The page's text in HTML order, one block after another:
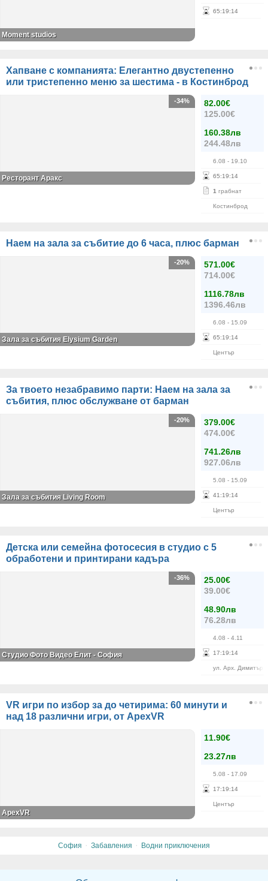
65:19:14
Moment studios
Хапване с компанията: Елегантно двустепенно
или тристепенно меню за шестима - в Костинброд
82.00€
125.00€
160.38лв
244.48лв
6.08 - 19.10
65:19:14
1 грабнат
Костинброд
-34%
Ресторант Аракс
Наем на зала за събитие до 6 часа, плюс барман
571.00€
714.00€
1116.78лв
1396.46лв
6.08 - 15.09
65:19:14
Център
-20%
Зала за събития Elysium Garden
За твоето незабравимо парти: Наем на зала за
събития, плюс обслужване от барман
379.00€
474.00€
741.26лв
927.06лв
5.08 - 15.09
41 :19:14
Център
-20%
Зала за събития Living Room
Детска или семейна фотосесия в студио с 5
обработени и принтирани кадъра
25.00€
39.00€
48.90лв
76.28лв
4.08 - 4.11
17:19:14
ул. Арх. Димитър
-36%
Студио Фото Видео Елит - София
VR игри по избор за до четирима: 60 минути и
над 18 различни игри, от ApexVR
11.90€
23.27лв
5.08 - 17.09
17:19:14
Център
ApexVR
София · Забавления · Водни приключения